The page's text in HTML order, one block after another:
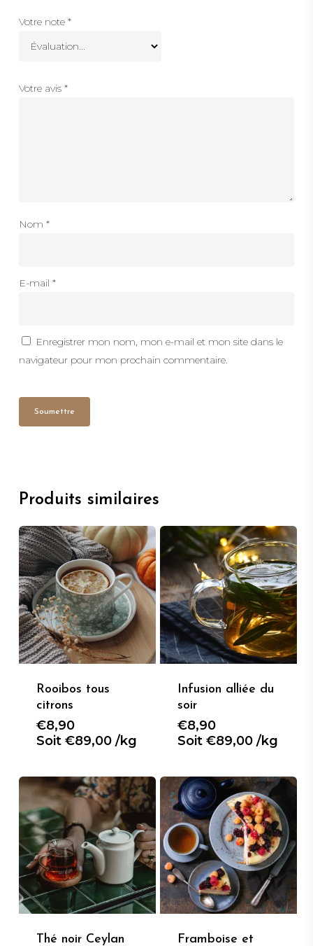
Votre note *
Votre avis *
Nom *
E-mail *
Enregistrer mon nom, mon e-mail et mon site dans le
navigateur pour mon prochain commentaire.
Produits similaires
Rooibos tous
citrons
€8,90
Soit €89,00 /kg
Infusion alliée du
soir
€8,90
Soit €89,00 /kg
Thé noir Ceylan Framboise et